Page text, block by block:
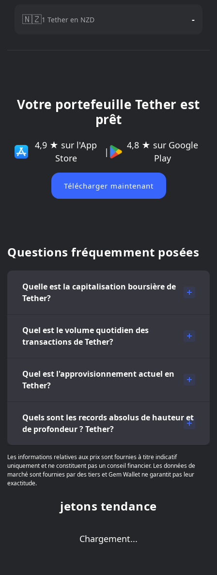
🇳🇿1 Tether en NZD -
Votre portefeuille Tether est
prêt
4,9 ★ sur l'App
Store
|
4,8 ★ sur Google
Play
Télécharger maintenant
Questions fréquemment posées
Quelle est la capitalisation boursière de
Tether?
Quel est le volume quotidien des
transactions de Tether?
Quel est l'approvisionnement actuel en
Tether?
Quels sont les records absolus de hauteur et
de profondeur ? Tether?
Les informations relatives aux prix sont fournies à titre indicatif
uniquement et ne constituent pas un conseil financier. Les données de
marché sont fournies par des tiers et Gem Wallet ne garantit pas leur
exactitude.
jetons tendance
Chargement...